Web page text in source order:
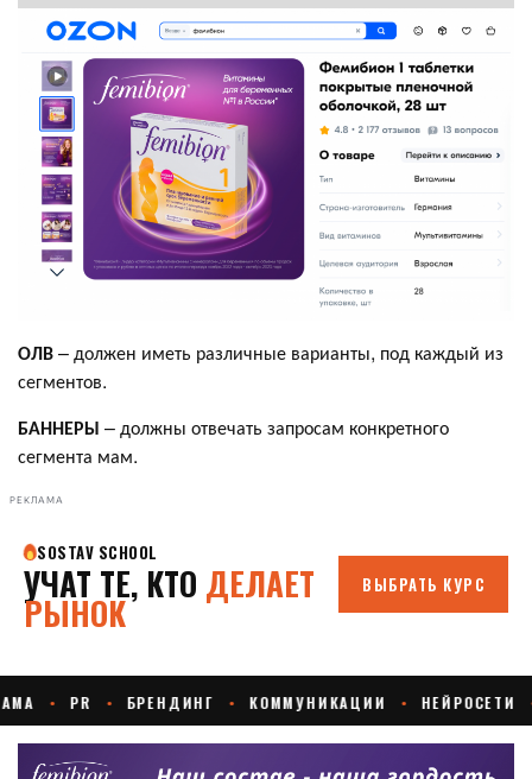
ОЛВ– должен иметь различные варианты, под каждый из
сегментов.
БАННЕРЫ – должны отвечать запросам конкретного
сегмента мам.
РЕКЛАМА